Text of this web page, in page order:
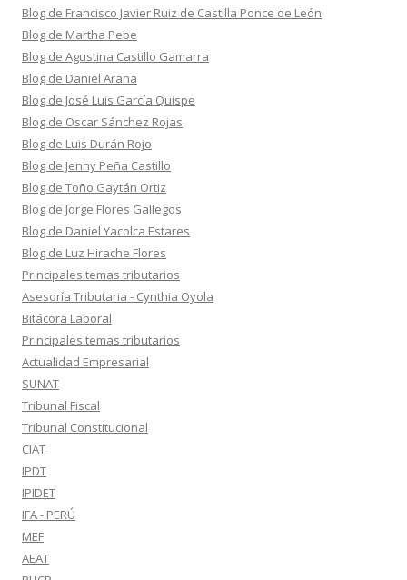
Blog de Francisco Javier Ruiz de Castilla Ponce de León
Blog de Martha Pebe
Blog de Agustina Castillo Gamarra
Blog de Daniel Arana
Blog de José Luis García Quispe
Blog de Oscar Sánchez Rojas
Blog de Luis Durán Rojo
Blog de Jenny Peña Castillo
Blog de Toño Gaytán Ortiz
Blog de Jorge Flores Gallegos
Blog de Daniel Yacolca Estares
Blog de Luz Hirache Flores
Principales temas tributarios
Asesoría Tributaria - Cynthia Oyola
Bitácora Laboral
Principales temas tributarios
Actualidad Empresarial
SUNAT
Tribunal Fiscal
Tribunal Constitucional
CIAT
IPDT
IPIDET
IFA - PERÚ
MEF
AEAT